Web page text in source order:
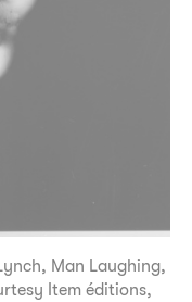
Man Laughing,
Item éditions,